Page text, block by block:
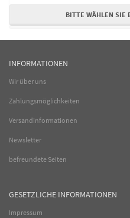
BITTE WÄHLEN SIE
INFORMATIONEN
Wir über uns
Zahlungsmöglichkeiten
Versandinformationen
Newsletter
befreundete Seiten
GESETZLICHE INFORMATIONEN
Impressum